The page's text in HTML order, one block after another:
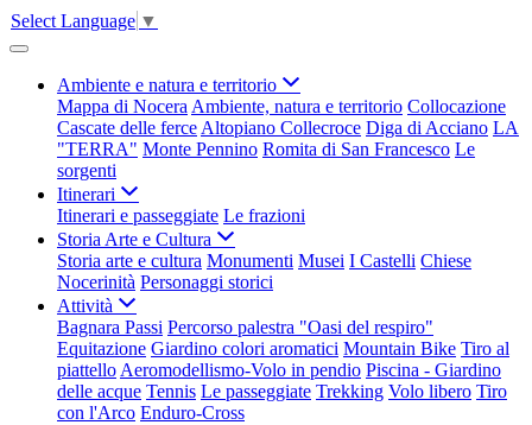
Select Language ▼
Ambiente e natura e territorio
Mappa di Nocera Ambiente, natura e territorio Collocazione
Cascate delle ferce Altopiano Collecroce Diga di Acciano LA
"TERRA" Monte Pennino Romita di San Francesco Le
sorgenti
Itinerari
Itinerari e passeggiate Le frazioni
Storia Arte e Cultura
Storia arte e cultura Monumenti Musei I Castelli Chiese
Nocerinità Personaggi storici
Attività
Bagnara Passi Percorso palestra "Oasi del respiro"
Equitazione Giardino colori aromatici Mountain Bike Tiro al
piattello Aeromodellismo-Volo in pendio Piscina - Giardino
delle acque Tennis Le passeggiate Trekking Volo libero Tiro
con l'Arco Enduro-Cross